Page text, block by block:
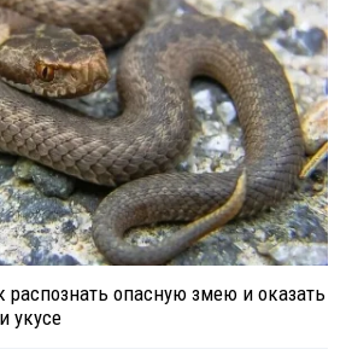
опасную змею и оказать
укусе